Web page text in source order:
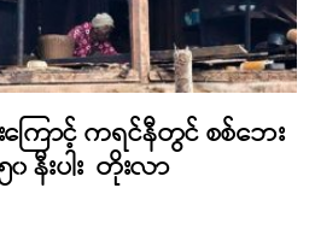
ကြောင့် ကရင်နီတွင် စစ်ဘေး
နီးပါး တိုးလာ